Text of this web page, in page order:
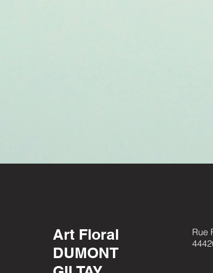
Art Floral
DUMONT
Rue